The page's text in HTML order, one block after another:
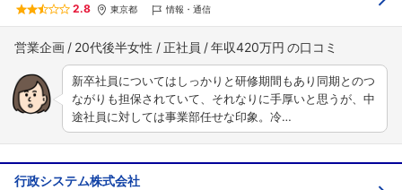
2.8 東京都 情報・通信
営業企画 20代後半女性 正社員 年収420万円
新卒社員についてはしっかりと研修期間もあり同期とのつ
ながりも担保されていて、それなりに手厚いと思うが、中
途社員に対しては事業部任せな印象。冷…
行政システム株式会社